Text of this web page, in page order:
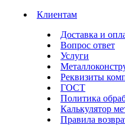
Клиентам
Доставка и
Вопрос ответ
Услуги
Реквизиты
ГОСТ
Политика
Калькулятор
Правила